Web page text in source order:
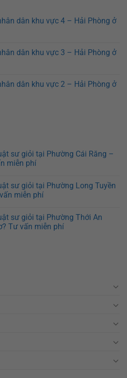
dân khu vực 4 – Hải Phòng ở
dân khu vực 3 – Hải Phòng ở
dân khu vực 2 – Hải Phòng ở
sư giỏi tại Phường Cái Răng –
miễn phí
sư giỏi tại Phường Long Tuyền
miễn phí
sư giỏi tại Phường Thới An
Tư vấn miễn phí